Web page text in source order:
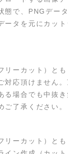
態で、PNGデー
ータを元にカッ
リーカット）とも
対応頂けません
る場合でも中抜
ご了承ください。
リーカット）とも